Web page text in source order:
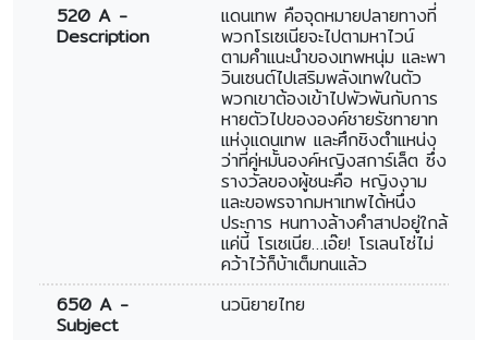
520 A -
Description
แดนเทพ คือจุดหมายปลายทางที่
พวกโรเซเนียจะไปตามหาไวน์
ตามคำแนะนำของเทพหนุ่ม และพา
วินเซนต์ไปเสริมพลังเทพในตัว
พวกเขาต้องเข้าไปพัวพันกับการ
หายตัวไปขององค์ชายรัชทายาท
แห่งแดนเทพ และศึกชิงตำแหน่ง
ว่าที่คู่หมั้นองค์หญิงสการ์เล็ต ซึ่ง
รางวัลของผู้ชนะคือ หญิงงาม
และขอพรจากมหาเทพได้หนึ่ง
ประการ หนทางล้างคำสาปอยู่ใกล้
แค่นี้ โรเซเนีย…เอ๊ย! โรเลนโซ่ไม่
คว้าไว้ก็บ้าเต็มทนแล้ว
650 A -
Subject
นวนิยายไทย